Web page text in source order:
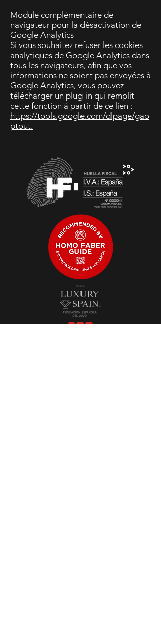
Module complémentaire de
navigateur pour la désactivation de
Google Analytics
Si vous souhaitez refuser les cookies
analytiques de Google Analytics dans
tous les navigateurs, afin que vos
informations ne soient pas envoyées à
Google Analytics, vous pouvez
télécharger un plug-in qui remplit
cette fonction à partir de ce lien :
https://tools.google.com/dlpage/gao
ptout.